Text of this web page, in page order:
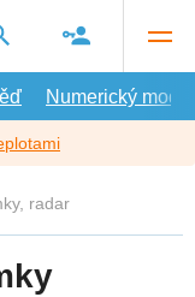
Numerický model
radar